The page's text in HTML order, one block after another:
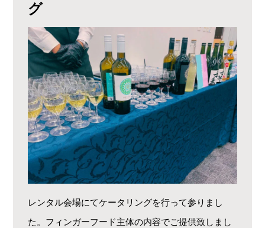
グ
レンタル会場にてケータリングを行って参りまし
た。フィンガーフード主体の内容でご提供致しまし